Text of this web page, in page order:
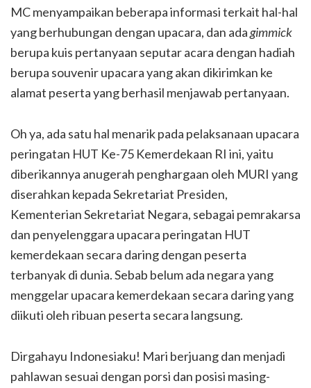
MC menyampaikan beberapa informasi terkait hal-hal
yang berhubungan dengan upacara, dan adagimmick
berupa kuis pertanyaan seputar acara dengan hadiah
berupa souvenir upacara yang akan dikirimkan ke
alamat peserta yang berhasil menjawab pertanyaan.
Oh ya, ada satu hal menarik pada pelaksanaan upacara
peringatan HUT Ke-75 Kemerdekaan RI ini, yaitu
diberikannya anugerah penghargaan oleh MURI yang
diserahkan kepada Sekretariat Presiden,
Kementerian Sekretariat Negara, sebagai pemrakarsa
dan penyelenggara upacara peringatan HUT
kemerdekaan secara daring dengan peserta
terbanyak di dunia. Sebab belum ada negara yang
menggelar upacara kemerdekaan secara daring yang
diikuti oleh ribuan peserta secara langsung.
Dirgahayu Indonesiaku! Mari berjuang dan menjadi
pahlawan sesuai dengan porsi dan posisi masing-